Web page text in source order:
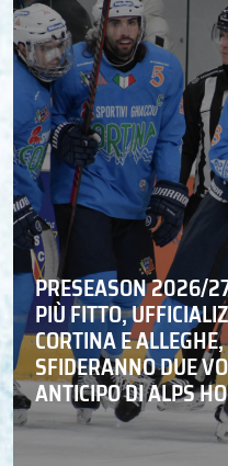
PRESEASON 2026/
PIÙ FITTO,
CORTINA E
SFIDERANNO DUE
ANTICIPO DI ALPS